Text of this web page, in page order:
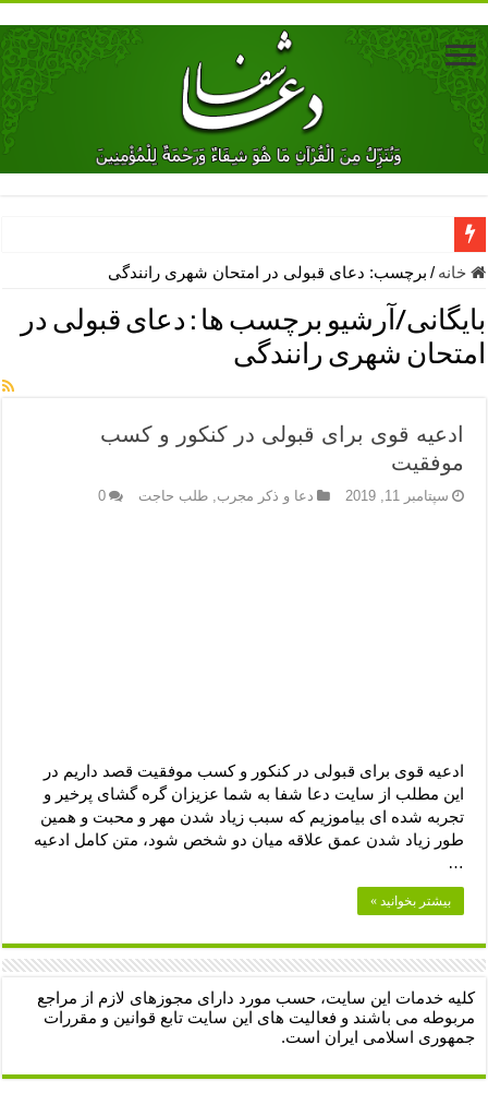
دعای جلب محبت فوری معشوق – دعای جلب محبت شوهر
دعای مشکل گشا برای رفع فقر – ذکرهای روزی‌ بخش
معجزات دعای یا من اظهر الجمیل – دعای یا من اظهر الجمیل برای
مهم ترین اذکار الهی و فضیلت آن ها – ذکر مخصوص مستجاب الدعوه
نماز حاجت برای کار گشایی- دعای رفع مشکلات و طلب حاجت
دعای رفع فقر و طلب رزق و روزی – آیه‌ جلب ثروت و برکت مال
خانه / برچسب: دعای قبولی در امتحان شهری رانندگی
بایگانی/آرشیو برچسب ها : دعای قبولی در
امتحان شهری رانندگی
ادعیه قوی برای قبولی در کنکور و کسب
موفقیت
سپتامبر 11, 2019 دعا و ذکر مجرب ,طلب حاجت 0
ادعیه قوی برای قبولی در کنکور و کسب موفقیت قصد داریم در
این مطلب از سایت دعا شفا به شما عزیزان گره گشای پرخیر و
تجربه شده ای بیاموزیم که سبب زیاد شدن مهر و محبت و همین
طور زیاد شدن عمق علاقه میان دو شخص شود، متن کامل ادعیه
…
بیشتر بخوانید »
کلیه خدمات این سایت، حسب مورد دارای مجوزهای لازم از مراجع
مربوطه می باشند و فعالیت های این سایت تابع قوانین و مقررات
جمهوری اسلامی ایران است.